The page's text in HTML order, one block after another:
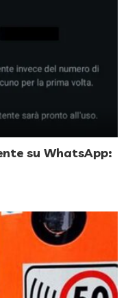
su WhatsApp: